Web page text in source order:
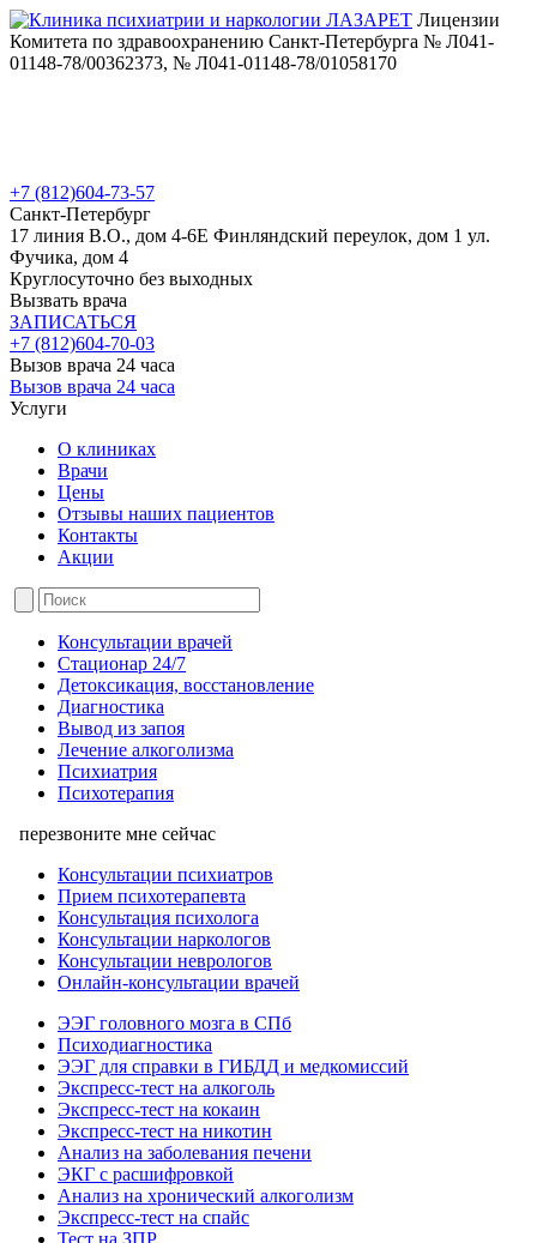
Лицензии
Комитета по здравоохранению Санкт-Петербурга № Л041-
01148-78/00362373, № Л041-01148-78/01058170
+7 (812)604-73-57
Санкт-Петербург
17 линия В.О., дом 4-6Е Финляндский переулок, дом 1 ул.
Фучика, дом 4
Круглосуточно без выходных
Вызвать врача
ЗАПИСАТЬСЯ
+7 (812)604-70-03
Вызов врача 24 часа
Вызов врача 24 часа
Услуги
О клиниках
Врачи
Цены
Отзывы наших пациентов
Контакты
Акции
Консультации врачей
Стационар 24/7
Детоксикация, восстановление
Диагностика
Вывод из запоя
Лечение алкоголизма
Психиатрия
Психотерапия
перезвоните мне сейчас
Консультации психиатров
Прием психотерапевта
Консультация психолога
Консультации наркологов
Консультации неврологов
Онлайн-консультации врачей
ЭЭГ головного мозга в СПб
Психодиагностика
ЭЭГ для справки в ГИБДД и медкомиссий
Экспресс-тест на алкоголь
Экспресс-тест на кокаин
Экспресс-тест на никотин
Анализ на заболевания печени
ЭКГ с расшифровкой
Анализ на хронический алкоголизм
Экспресс-тест на спайс
Тест на ЗПР